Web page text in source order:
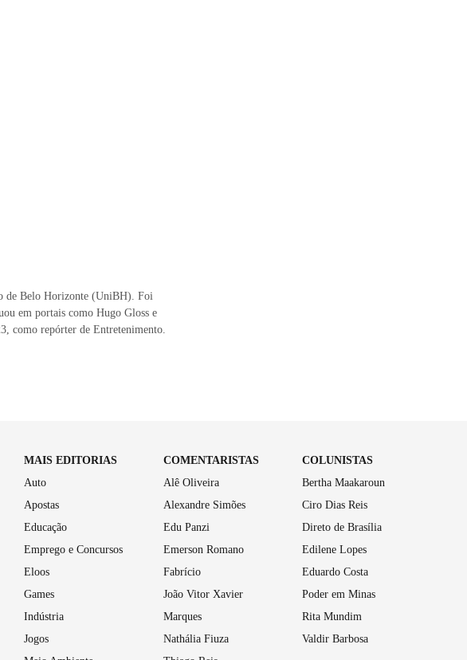
de Belo Horizonte (UniBH). Foi
em portais como Hugo Gloss e
como repórter de Entretenimento.
MAIS EDITORIAS
Auto
Apostas
Educação
Emprego e Concursos
Eloos
Games
Indústria
Jogos
COMENTARISTAS
Alê Oliveira
Alexandre Simões
Edu Panzi
Emerson Romano
Fabrício
João Vitor Xavier
Marques
Nathália Fiuza
COLUNISTAS
Bertha Maakaroun
Ciro Dias Reis
Direto de Brasília
Edilene Lopes
Eduardo Costa
Poder em Minas
Rita Mundim
Valdir Barbosa